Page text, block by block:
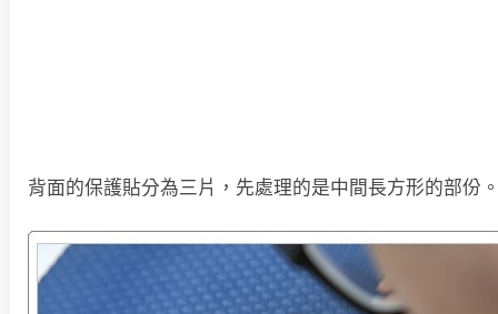
背面的保護貼分為三片，先處理的是中間長方形的部份